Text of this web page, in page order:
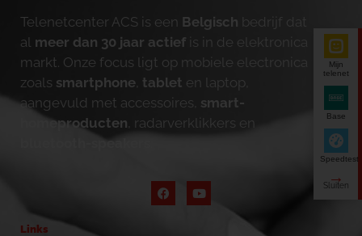
Telenetcenter ACS is een Belgisch bedrijf dat
al meer dan 30 jaar actief is in de elektronica
markt. Onze focus ligt op mobiele electronica
zoals smartphone tablet en laptop,
aangevuld met accessoires, smart-
homeproducten , radarverklikkers en
bluetooth-speakers
Links
Mijn
telenet
Base
Speedtest